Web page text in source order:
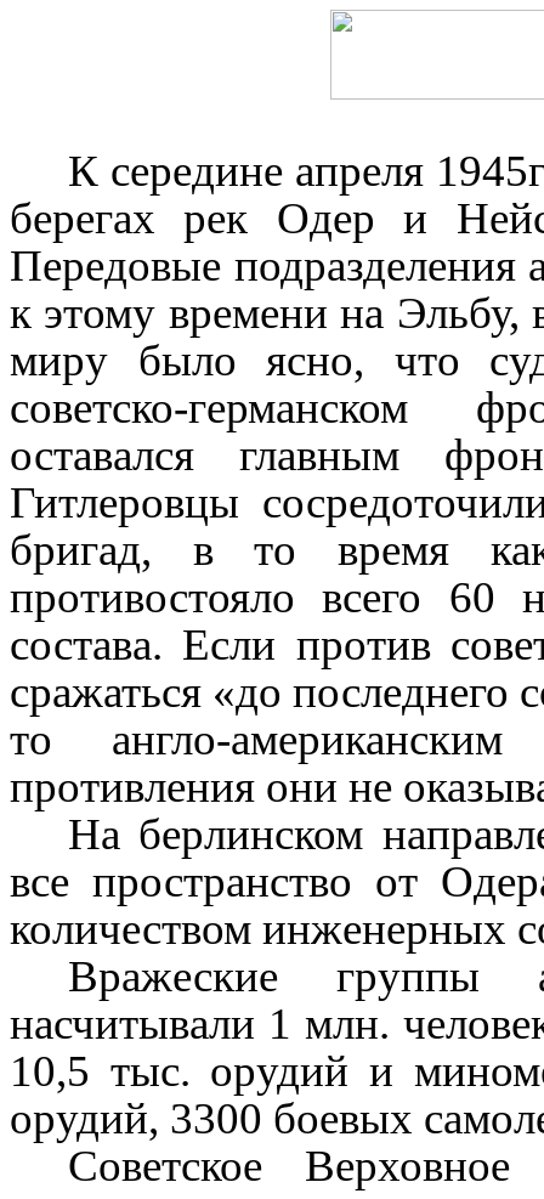
К середине апреля
берегах рек Одер и
Передовые подразделения
к этому вре­мени на
миру было ясно, что
советско-германском
оставался главным
Гитлеровцы
бригад, в то время как
противостояло всего 60
состава. Если против
сражаться «до по­следнего
то англо-
противления они не
На берлинском
все пространство от
количеством инженерных
Вражеские
насчитывали 1 млн.
10,5 тыс. орудий и
орудий, 3300 боевых
Советское Верховное